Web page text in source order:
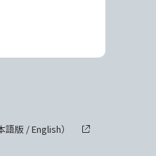
語版 /English）